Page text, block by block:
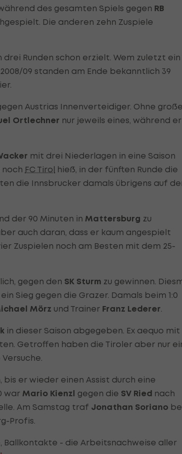
des gesamten Spiels gegen RB
Die anderen zehn Zuspiele
drei Runden schon erzielt. Wem zuletzt ein
09 standen am Ende bekanntlich 39
Austrias Innenverteidiger. Ohne
Ortlechner nur jeweils eines, während er
mit drei Niederlagen in eine Saison
noch FC Tirol hieß, in der fünften Runde die
die Innsbrucker damals übrigens auf
der 90 Minuten in Mattersburg zu
auch daran, dass er kaum angespielt
Zuspielen noch am Besten mit dem 25-
gegen den SK Sturm zu gewinnen.
Sieg gegen die Grazer. Damals beim 1:0
Mörz und Trainer Franz Lederer.
in dieser Saison abgegeben. Ex aequo mit
Getroffen haben die Tiroler aber nur
bis er wieder einen Assist durch eine
war Mario Kienzl gegen die SV Ried nach
Am Samstag traf Jonathan Soriano
Profis.
Ballkontakte - die Arbeitsnachweise aller